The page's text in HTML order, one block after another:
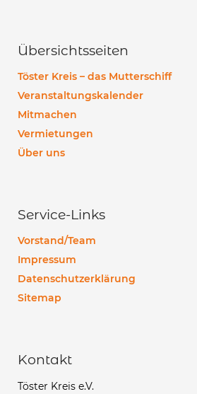
Übersichtsseiten
Töster Kreis – das Mutterschiff
Veranstaltungskalender
Mitmachen
Vermietungen
Über uns
Service-Links
Vorstand/Team
Impressum
Datenschutzerklärung
Sitemap
Kontakt
Töster Kreis e.V.